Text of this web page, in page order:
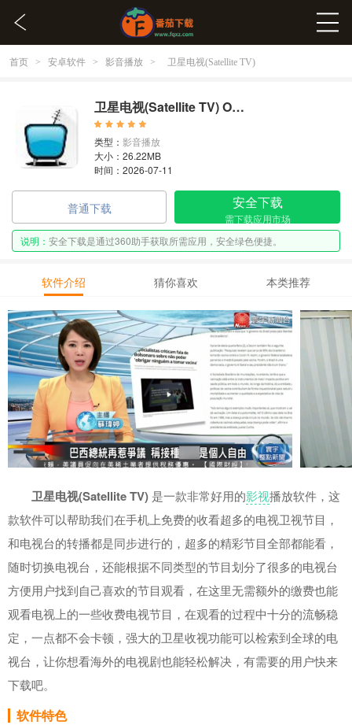
首页 > 安卓软件 > 影音播放 > 卫星电视(Satellite TV)
卫星电视(Satellite TV) OTT-LITEA-2023
类型： 影音播放
大小：26.22MB
时间：2026-07-11
普通下载 安全下载
需下载应用市场
说明： 安全下载是通过360助手获取所需应用，安全绿色便捷。
软件介绍 猜你喜欢 本类推荐
卫星电视(Satellite TV) 是一款非常好用的影视播放软件，这
款软件可以帮助我们在手机上免费的收看超多的电视卫视节目，
和电视台的转播都是同步进行的，超多的精彩节目全部都能看，
随时切换电视台，还能根据不同类型的节目划分了很多的电视台
方便用户找到自己喜欢的节目观看，在这里无需额外的缴费也能
观看电视上的一些收费电视节目，在观看的过程中十分的流畅稳
定，一点都不会卡顿，强大的卫星收视功能可以检索到全球的电
视台，让你想看海外的电视剧也能轻松解决，有需要的用户快来
下载吧。
软件特色